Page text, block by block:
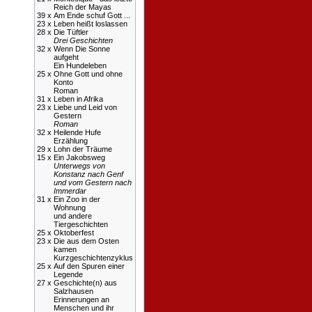
Reich der Mayas
39 x Am Ende schuf Gott ...
23 x Leben heißt loslassen
28 x Die Tüftler
Drei Geschichten
32 x Wenn Die Sonne
aufgeht
Ein Hundeleben
25 x Ohne Gott und ohne
Konto
Roman
31 x Leben in Afrika
23 x Liebe und Leid von
Gestern
Roman
32 x Heilende Hufe
Erzählung
29 x Lohn der Träume
15 x Ein Jakobsweg
Unterwegs von
Konstanz nach Genf
und vom Gestern nach
Immerdar
31 x Ein Zoo in der
Wohnung
und andere
Tiergeschichten
25 x Oktoberfest
23 x Die aus dem Osten
kamen
Kurzgeschichtenzyklus
25 x Auf den Spuren einer
Legende
27 x Geschichte(n) aus
Salzhausen
Erinnerungen an
Menschen und ihr